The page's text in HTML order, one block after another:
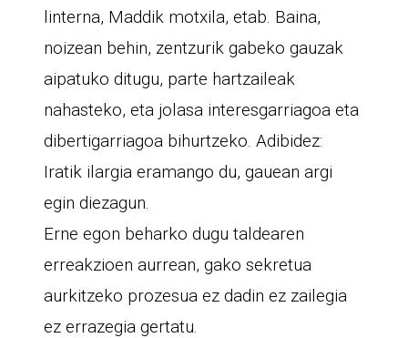
linterna, Maddik motxila, etab. Baina,
noizean behin, zentzurik gabeko gauzak
aipatuko ditugu, parte hartzaileak
nahasteko, eta jolasa interesgarriagoa eta
dibertigarriagoa bihurtzeko. Adibidez:
Iratik ilargia eramango du, gauean argi
egin diezagun.
Erne egon beharko dugu taldearen
erreakzioen aurrean, gako sekretua
aurkitzeko prozesua ez dadin ez zailegia
ez errazegia gertatu.